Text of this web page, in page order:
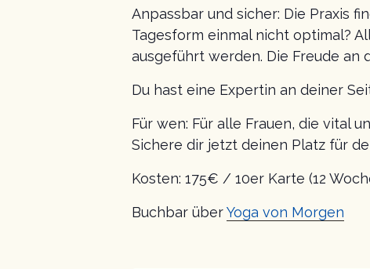
Anpassbar und sicher: Die Praxis
Tagesform einmal nicht optimal?
ausgeführt werden. Die Freude
Du hast eine Expertin an deiner
Für wen: Für alle Frauen, die vital
Sichere dir jetzt deinen Platz für
Kosten: 175€ / 10er Karte (12
Buchbar überYoga von Morgen